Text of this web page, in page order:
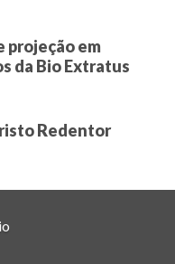
projeção em
da Bio Extratus
Redentor